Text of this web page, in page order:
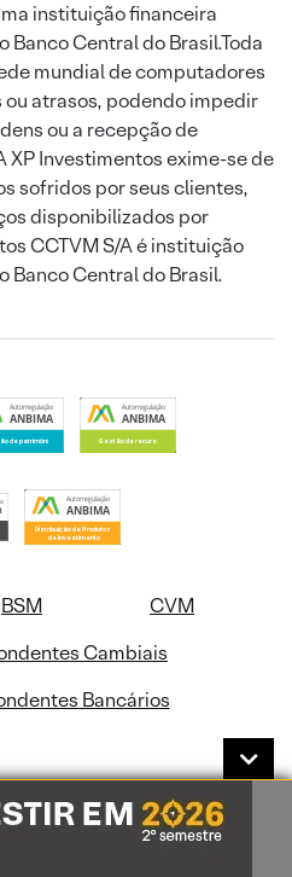
instituição financeira
Central do Brasil.Toda
mundial de computadores
atrasos, podendo impedir
ou a recepção de
XP Investimentos exime-se de
sofridos por seus clientes,
disponibilizados por
CCTVM S/A é instituição
Banco Central do Brasil.
BSM
CVM
Cambiais
Bancários
0202
feira das 09hs às 18hs